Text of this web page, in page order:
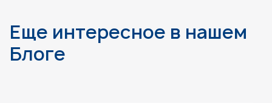
Еще интересное в нашем
Блоге